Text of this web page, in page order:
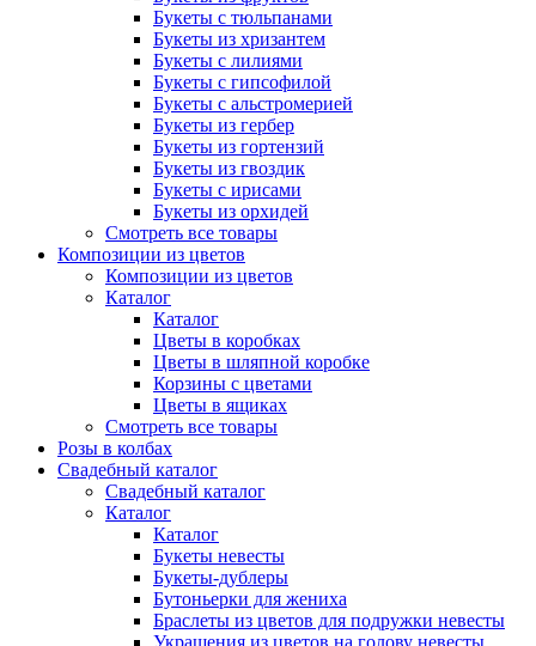
Букеты с тюльпанами
Букеты из хризантем
Букеты с лилиями
Букеты с гипсофилой
Букеты с альстромерией
Букеты из гербер
Букеты из гортензий
Букеты из гвоздик
Букеты с ирисами
Букеты из орхидей
Смотреть все товары
Композиции из цветов
Композиции из цветов
Каталог
Каталог
Цветы в коробках
Цветы в шляпной коробке
Корзины с цветами
Цветы в ящиках
Смотреть все товары
Розы в колбах
Свадебный каталог
Свадебный каталог
Каталог
Каталог
Букеты невесты
Букеты-дублеры
Бутоньерки для жениха
Браслеты из цветов для подружки невесты